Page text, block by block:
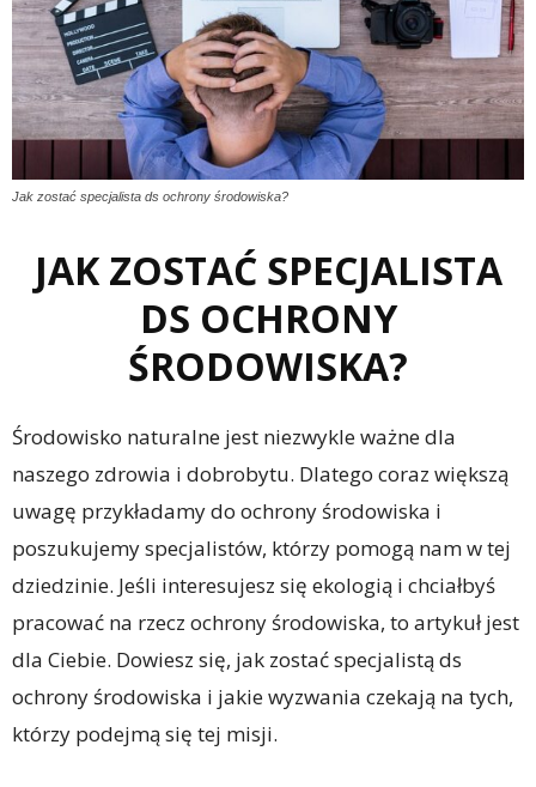
Jak zostać specjalista ds ochrony środowiska?
JAK ZOSTAĆ SPECJALISTA
DS OCHRONY
ŚRODOWISKA?
Środowisko naturalne jest niezwykle ważne dla
naszego zdrowia i dobrobytu. Dlatego coraz większą
uwagę przykładamy do ochrony środowiska i
poszukujemy specjalistów, którzy pomogą nam w tej
dziedzinie. Jeśli interesujesz się ekologią i chciałbyś
pracować na rzecz ochrony środowiska, to artykuł jest
dla Ciebie. Dowiesz się, jak zostać specjalistą ds
ochrony środowiska i jakie wyzwania czekają na tych,
którzy podejmą się tej misji.